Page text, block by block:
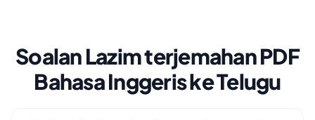
Soalan Lazim terjemahan PDF
Bahasa Inggeris ke Telugu